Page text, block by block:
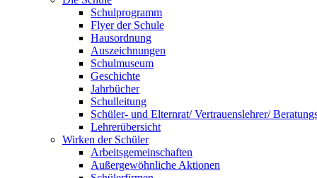
Schulprogramm
Flyer der Schule
Hausordnung
Auszeichnungen
Schulmuseum
Geschichte
Jahrbücher
Schulleitung
Schüler- und Elternrat/ Vertrauenslehrer/
Lehrerübersicht
Wirken der Schüler
Arbeitsgemeinschaften
Außergewöhnliche Aktionen